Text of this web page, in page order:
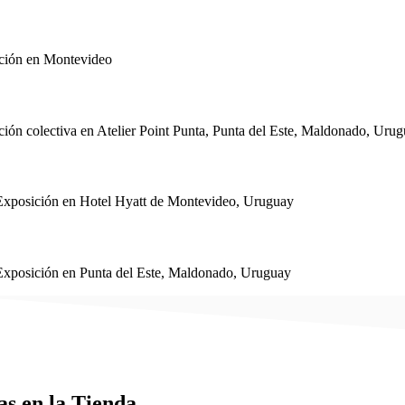
en Montevideo
colectiva en Atelier Point Punta, Punta del Este, Maldonado,
en Hotel Hyatt de Montevideo, Uruguay
en Punta del Este, Maldonado, Uruguay